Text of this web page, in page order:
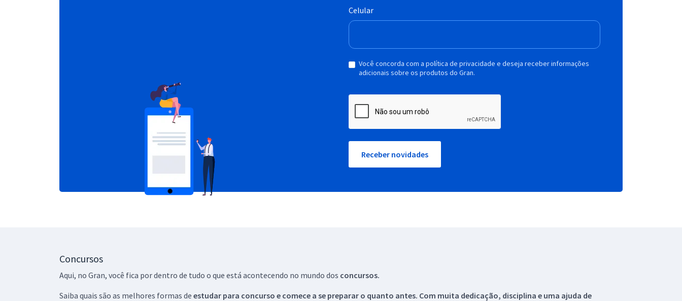
Celular
Você concorda com a política de privacidade e deseja receber informações
adicionais sobre os produtos do Gran.
Receber novidades
Concursos
Aqui, no Gran, você fica por dentro de tudo o que está acontecendo no mundo dos concursos.
Saiba quais são as melhores formas de estudar para concurso e comece a se preparar o quanto antes. Com muita dedicação, disciplina e uma ajuda de